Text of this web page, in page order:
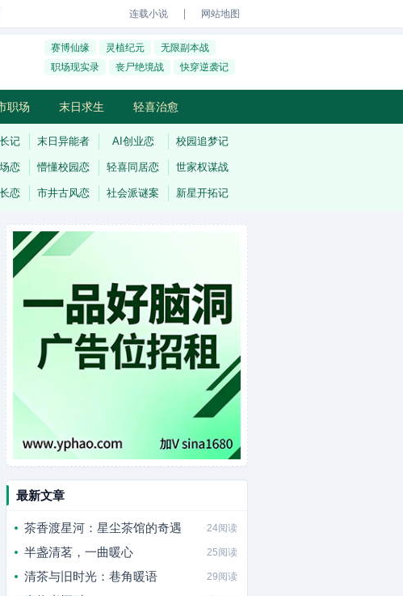
连载小说 ｜ 网站地图
赛博仙缘 灵植纪元
无限副本战
职场现实录
丧尸绝境战 快穿逆袭记
职场 末日求生 轻喜治愈
记 末日异能者 AI创业恋 校园追梦记
恋 懵懂校园恋 轻喜同居恋 世家权谋战
恋 市井古风恋 社会派谜案 新星开拓记
最新文章
茶香渡星河：星尘茶馆的奇遇 24阅读
半盏清茗，一曲暖心 25阅读
清茶与旧时光：巷角暖语 29阅读